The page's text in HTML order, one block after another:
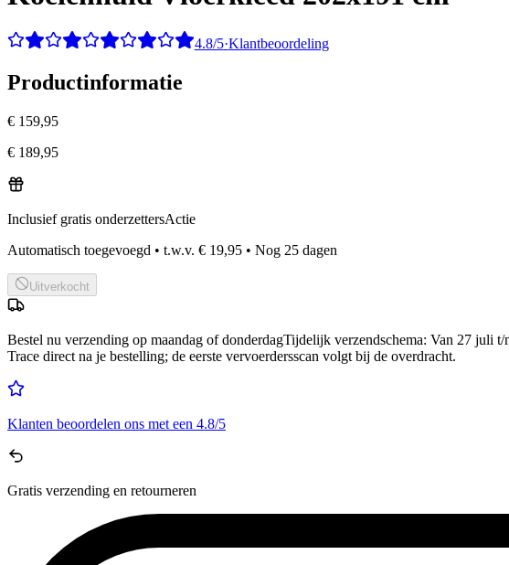
4.8/5·Klantbeoordeling
Productinformatie
€ 159,95
€ 189,95
Inclusief gratis onderzettersActie
Automatisch toegevoegd • t.w.v. € 19,95 • Nog 25 dagen
Uitverkocht
Bestel nu verzending op maandag of donderdagTijdelijk verzendschema: Van 27 juli t/
Trace direct na je bestelling; de eerste vervoerdersscan volgt bij de overdracht.
Klanten beoordelen ons met een 4.8/5
Gratis verzending en retourneren